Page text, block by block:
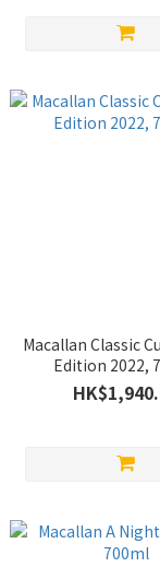
Macallan Classic
Edition 2022,